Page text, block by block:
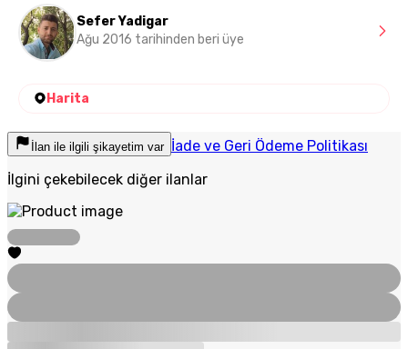
Sefer Yadigar
Ağu 2016 tarihinden beri üye
Harita
İlan ile ilgili şikayetim var İade ve Geri Ödeme Politikası
İlgini çekebilecek diğer ilanlar